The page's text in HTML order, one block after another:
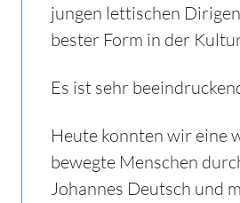
jungen lettischen
bester Form in der
Es ist sehr
Heute konnten wir eine
bewegte Menschen
Johannes Deutsch und